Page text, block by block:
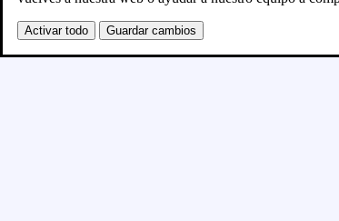
Activar todo Guardar cambios